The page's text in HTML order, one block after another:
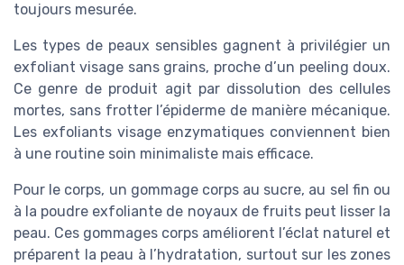
toujours mesurée.
Les types de peaux sensibles gagnent à privilégier un
exfoliant visage sans grains, proche d’un peeling doux.
Ce genre de produit agit par dissolution des cellules
mortes, sans frotter l’épiderme de manière mécanique.
Les exfoliants visage enzymatiques conviennent bien
à une routine soin minimaliste mais efficace.
Pour le corps, un gommage corps au sucre, au sel fin ou
à la poudre exfoliante de noyaux de fruits peut lisser la
peau. Ces gommages corps améliorent l’éclat naturel et
préparent la peau à l’hydratation, surtout sur les zones